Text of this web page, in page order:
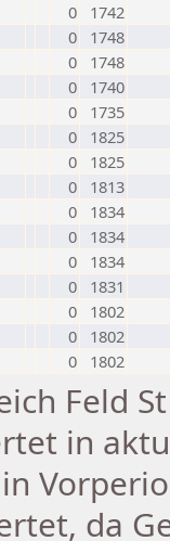
0
1742
0
1748
0
1748
0
1740
0
1735
0
1825
0
1825
0
1813
0
1834
0
1834
0
1834
0
1831
0
1802
0
1802
0 1802
Feld
in
da